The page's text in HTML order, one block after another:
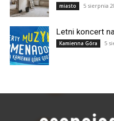
miasto 5 sierpnia
Letni koncert
Kamienna Góra 5